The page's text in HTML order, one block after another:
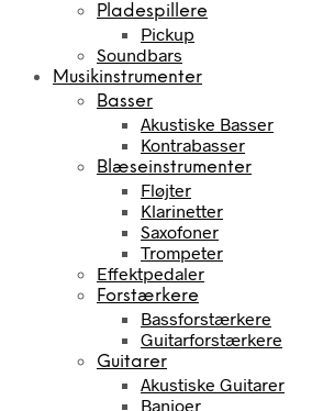
Pladespillere
Pickup
Soundbars
Musikinstrumenter
Basser
Akustiske Basser
Kontrabasser
Blæseinstrumenter
Fløjter
Klarinetter
Saxofoner
Trompeter
Effektpedaler
Forstærkere
Bassforstærkere
Guitarforstærkere
Guitarer
Akustiske Guitarer
Banjoer